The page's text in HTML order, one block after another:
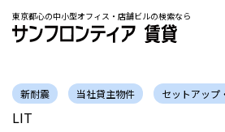
東京都心の中小型オフィス・店舗ビルの検索なら
新耐震 当社貸主物件 セットアップ
LIT